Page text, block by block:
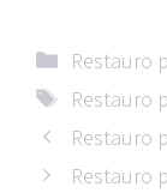
Categorie
Restauro
Tag
Restauro
Restauro
Restauro